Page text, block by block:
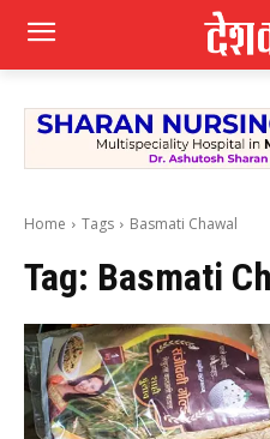
Home Tags Basmati Chawal
Tag: Basmati